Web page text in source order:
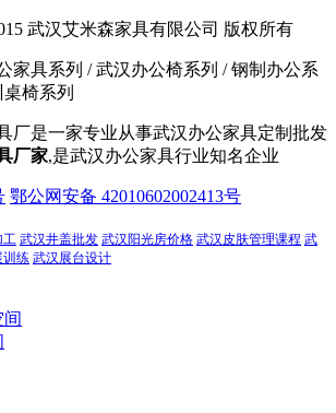
武汉艾米森家具有限公司 版权所有
家具系列 / 武汉办公椅系列 / 钢制办公系
椅系列
厂是一家专业从事武汉办公家具定制批发
厂家,是武汉办公家具行业知名企业
鄂公网安备 42010602002413号
工 武汉井盖批发 武汉阳光房价格 武汉皮肤管理课程 武
训练 武汉展台设计